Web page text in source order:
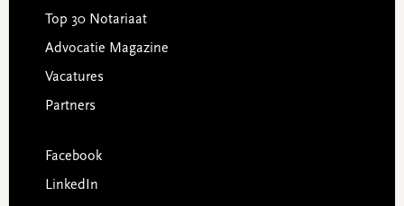
Top 30 Notariaat
Advocatie Magazine
Vacatures
Partners
Facebook
LinkedIn